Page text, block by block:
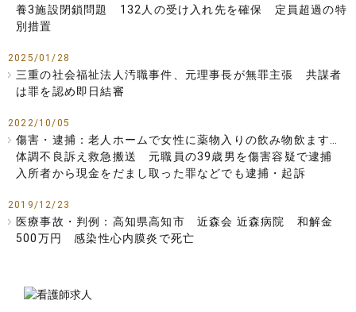
養3施設閉鎖問題 132人の受け入れ先を確保 定員超過の特
別措置
2025/01/28
三重の社会福祉法人汚職事件、元理事長が無罪主張 共謀者
は罪を認め即日結審
2022/10/05
傷害・逮捕：老人ホームで女性に薬物入りの飲み物飲ます…
体調不良訴え救急搬送 元職員の39歳男を傷害容疑で逮捕
入所者から現金をだまし取った罪などでも逮捕・起訴
2019/12/23
医療事故・判例：高知県高知市 近森会 近森病院 和解金
500万円 感染性心内膜炎で死亡